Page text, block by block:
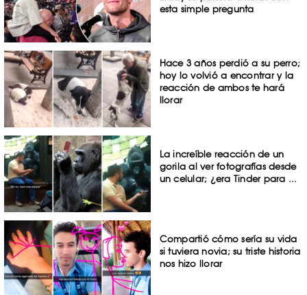
esta simple pregunta
Hace 3 años perdió a su perro;
hoy lo volvió a encontrar y la
reacción de ambos te hará
llorar
La increíble reacción de un
gorila al ver fotografías desde
un celular; ¿era Tinder para ...
Compartió cómo sería su vida
si tuviera novia; su triste historia
nos hizo llorar